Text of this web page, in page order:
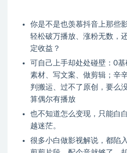
你是不是也羡慕抖音上那些
轻松破万播放、涨粉无数，
定收益？
可自己上手却处处碰壁：0
素材、写文案、做剪辑；辛
判搬运、过不了原创，要么
算偶尔有播放
也不知道怎么变现，只能白
越迷茫。
很多小白做影视解说，都陷